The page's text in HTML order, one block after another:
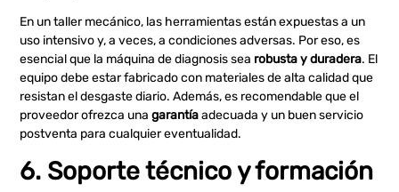
En un taller mecánico, las herramientas están expuestas a un
uso intensivo y, a veces, a condiciones adversas. Por eso, es
esencial que la máquina de diagnosis sea robusta y duradera. El
equipo debe estar fabricado con materiales de alta calidad que
resistan el desgaste diario. Además, es recomendable que el
proveedor ofrezca unagarantíaadecuada y un buen servicio
postventa para cualquier eventualidad.
6. Soporte técnico y formación